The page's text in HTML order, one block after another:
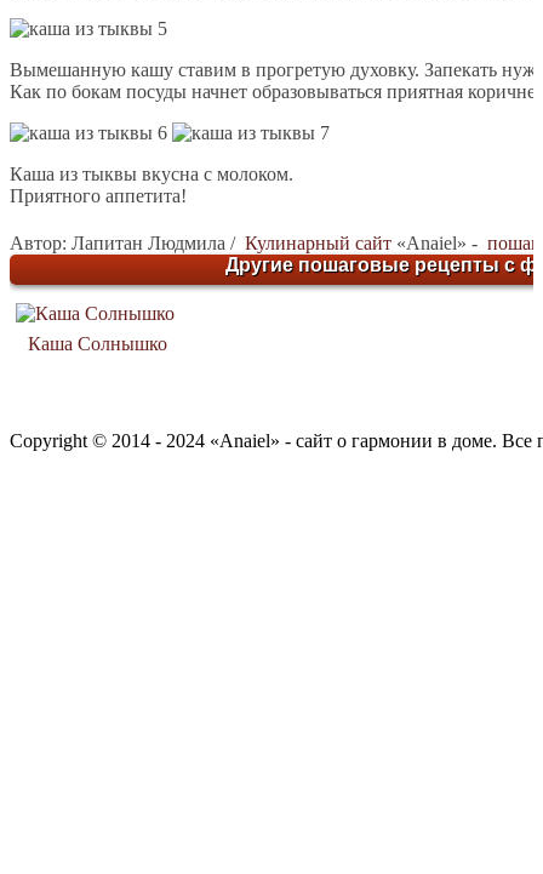
Вымешанную кашу ставим в прогретую духовку. Запекать
Как по бокам посуды начнет образовываться приятная
Каша из тыквы вкусна с молоком.
Приятного аппетита!
Автор: Лапитан Людмила / Кулинарный сайт «Anaiel» -
Другие пошаговые рецепты с
Каша Солнышко
Copyright © 2014 - 2024 «Anaiel» - сайт о гармонии в доме.